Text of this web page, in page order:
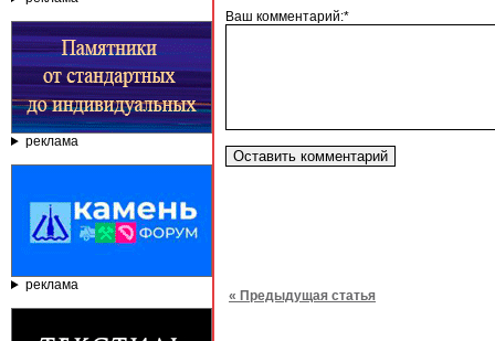
реклама
реклама
Ваш комментарий:*
« Предыдущая статья